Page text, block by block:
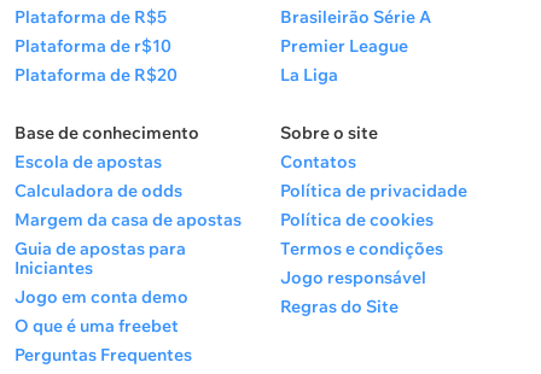
Plataforma de R$5
Plataforma de r$10
Plataforma de R$20
Brasileirão Série A
Premier League
La Liga
Base de conhecimento
Escola de apostas
Calculadora de odds
Margem da casa de apostas
Guia de apostas para
Iniciantes
Jogo em conta demo
O que é uma freebet
Perguntas Frequentes
Sobre o site
Contatos
Política de privacidade
Política de cookies
Termos e condições
Jogo responsável
Regras do Site